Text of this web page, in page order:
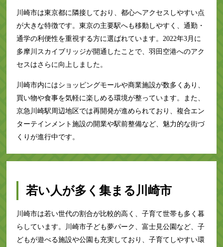
川崎市は東京都に隣接しており、都心へアクセスしやすい点
が大きな特徴です。東京の主要駅へも移動しやすく、通勤・
通学の利便性を重視する方に選ばれています。2022年3月に
多摩川スカイブリッジが開通したことで、羽田空港へのアク
セスはさらに向上しました。
川崎市内にはショッピングモールや商業施設が数多くあり、
買い物や食事を気軽に楽しめる環境が整っています。また、
京急川崎駅周辺地区では再開発が進められており、複合エン
ターテインメント施設の開業や駅前整備など、魅力的な街づ
くりが進行中です。
若い人が多く集まる川崎市
川崎市は若い世代の割合が比較的高く、子育て世帯も多く暮
らしています。川崎市子ども夢パーク、富士見公園など、子
どもが遊べる施設や公園も充実しており、子育てしやすい環